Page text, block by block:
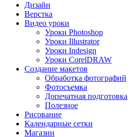
Дизайн
Верстка
Видео уроки
Уроки Photoshop
Уроки Illustrator
Уроки Indesign
Уроки CorelDRAW
Создание макетов
Обработка фотографий
Фотосъемка
Допечатная подготовка
Полезное
Рисование
Календарные сетки
Магазин